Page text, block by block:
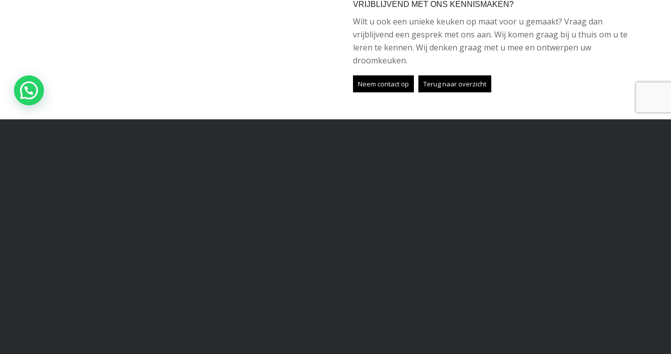
VRIJBLIJVEND MET ONS KENNISMAKEN?
Wilt u ook een unieke keuken op maat voor u gemaakt? Vraag dan
vrijblijvend een gesprek met ons aan. Wij komen graag bij u thuis om u te
leren te kennen. Wij denken graag met u mee en ontwerpen uw
droomkeuken.
Neem contact op Terug naar overzicht